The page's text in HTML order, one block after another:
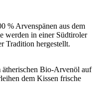
% Arvenspänen aus dem
werden in einer Südtiroler
Tradition hergestellt.
ätherischen Bio-Arvenöl auf
dem Kissen frische